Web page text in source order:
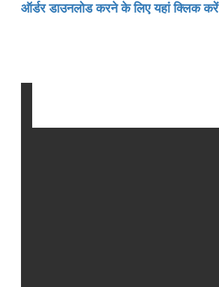
ऑर्डर डाउनलोड करने के लिए यहां क्लिक करें